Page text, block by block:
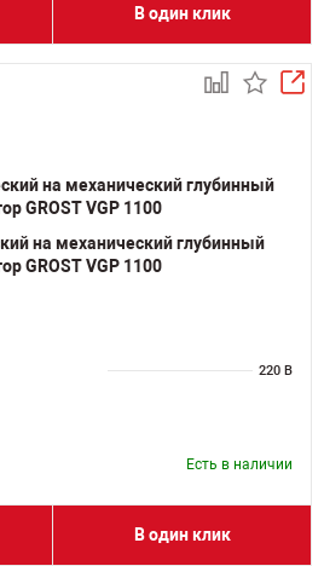
В один клик
на механический глубинный
GROST VGP 1100
220 В
Есть в наличии
В один клик